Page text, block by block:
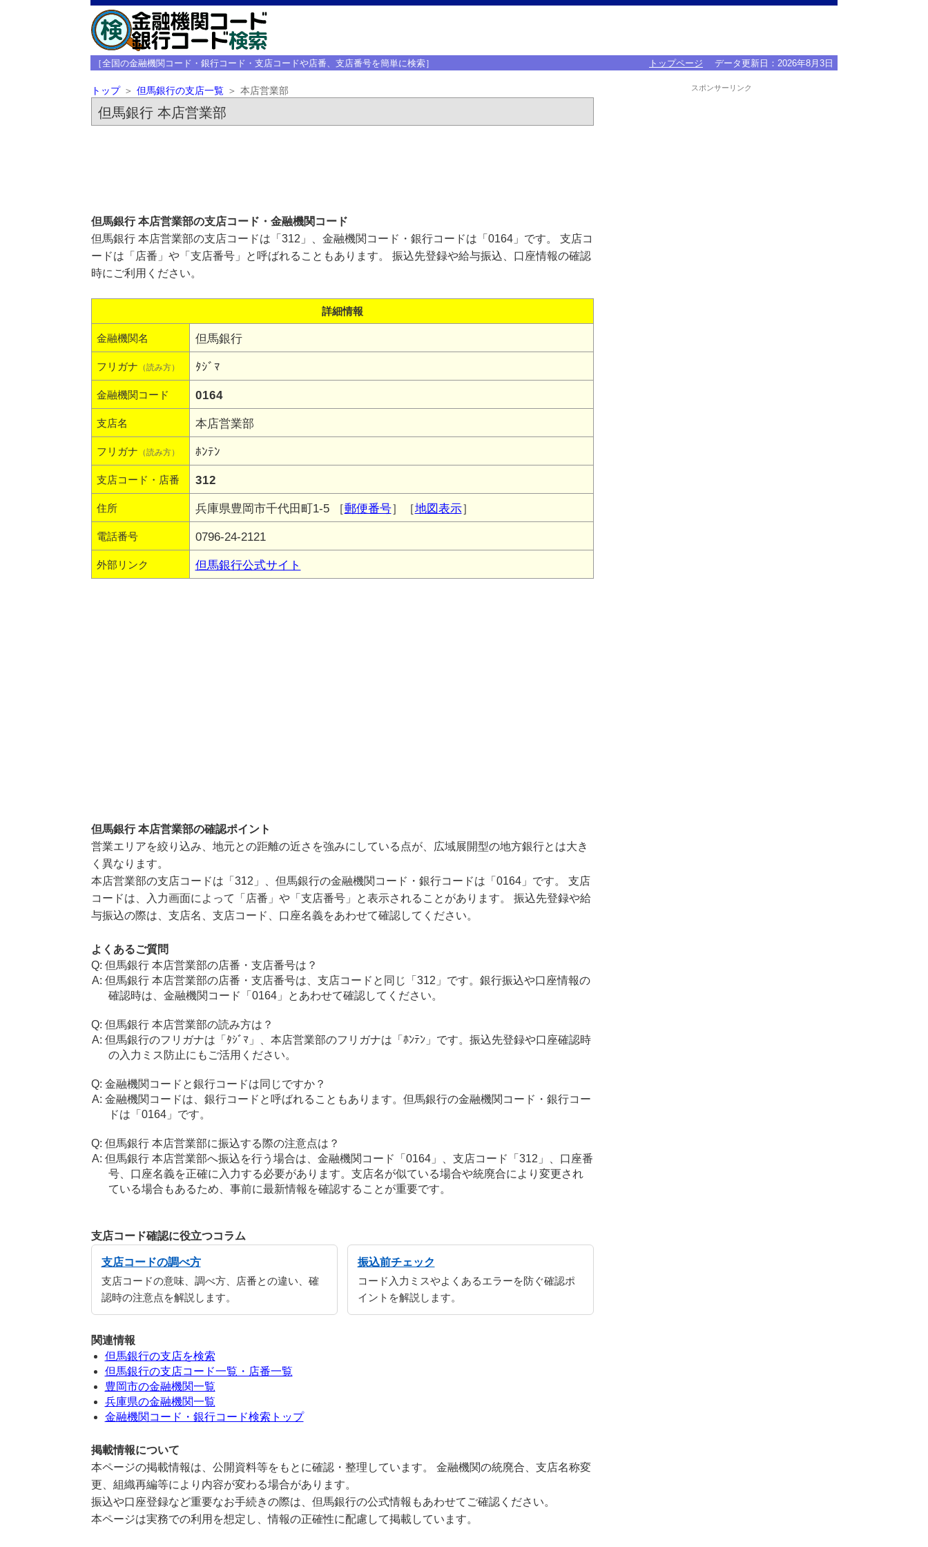
［全国の金融機関コード・銀行コード・支店コードや店番、支店番号を簡単に検索］ トップページ データ更新日： 2026年8月3日
トップ 但馬銀行の支店一覧 本店営業部
但馬銀行 本店営業部
但馬銀行 本店営業部の支店コード・金融機関コード
但馬銀行 本店営業部の支店コードは「312」、金融機関コード・銀行コードは「0164」です。 支店コ
ードは「店番」や「支店番号」と呼ばれることもあります。 振込先登録や給与振込、口座情報の確認
時にご利用ください。
詳細情報
金融機関名 但馬銀行
フリガナ （読み方） ﾀｼﾞﾏ
金融機関コード 0164
支店名 本店営業部
フリガナ （読み方） ﾎﾝﾃﾝ
支店コード・店番 312
住所 兵庫県豊岡市千代田町1-5 ［郵便番号］［地図表示］
電話番号 0796-24-2121
外部リンク 但馬銀行公式サイト
但馬銀行 本店営業部の確認ポイント
営業エリアを絞り込み、地元との距離の近さを強みにしている点が、広域展開型の地方銀行とは大き
く異なります。
本店営業部の支店コードは「312」、但馬銀行の金融機関コード・銀行コードは「0164」です。 支店
コードは、入力画面によって「店番」や「支店番号」と表示されることがあります。 振込先登録や給
与振込の際は、支店名、支店コード、口座名義をあわせて確認してください。
よくあるご質問
但馬銀行 本店営業部の店番・支店番号は？
但馬銀行 本店営業部の店番・支店番号は、支店コードと同じ「312」です。銀行振込や口座情報の
確認時は、金融機関コード「0164」とあわせて確認してください。
但馬銀行 本店営業部の読み方は？
但馬銀行のフリガナは「ﾀｼﾞﾏ」、本店営業部のフリガナは「ﾎﾝﾃﾝ」です。振込先登録や口座確認時
の入力ミス防止にもご活用ください。
金融機関コードと銀行コードは同じですか？
金融機関コードは、銀行コードと呼ばれることもあります。但馬銀行の金融機関コード・銀行コー
ドは「0164」です。
但馬銀行 本店営業部に振込する際の注意点は？
但馬銀行 本店営業部へ振込を行う場合は、金融機関コード「0164」、支店コード「312」、口座番
号、口座名義を正確に入力する必要があります。支店名が似ている場合や統廃合により変更され
ている場合もあるため、事前に最新情報を確認することが重要です。
支店コード確認に役立つコラム
支店コードの調べ方
支店コードの意味、調べ方、店番との違い、確
認時の注意点を解説します。
振込前チェック
コード入力ミスやよくあるエラーを防ぐ確認ポ
イントを解説します。
関連情報
但馬銀行の支店を検索
但馬銀行の支店コード一覧・店番一覧
豊岡市の金融機関一覧
兵庫県の金融機関一覧
金融機関コード・銀行コード検索トップ
掲載情報について
本ページの掲載情報は、公開資料等をもとに確認・整理しています。 金融機関の統廃合、支店名称変
更、組織再編等により内容が変わる場合があります。
振込や口座登録など重要なお手続きの際は、但馬銀行の公式情報もあわせてご確認ください。
本ページは実務での利用を想定し、情報の正確性に配慮して掲載しています。
スポンサーリンク